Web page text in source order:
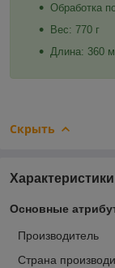
Обработка
Вес: 770 г
Длина: 360
Скрыть
Характеристики
Основные
Производитель
Страна